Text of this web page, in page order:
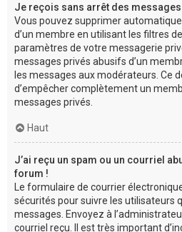
Je reçois sans arrêt des
Vous pouvez supprimer
d’un membre en utilisant les filtres
paramètres de votre messagerie
messages privés abusifs d’un
les messages aux modérateurs. Ce
d’empêcher complètement un
messages privés.
Haut
J’ai reçu un spam ou un courriel
forum !
Le formulaire de courrier
sécurités pour suivre les utilisateurs
messages. Envoyez à
courriel reçu. Il est très important